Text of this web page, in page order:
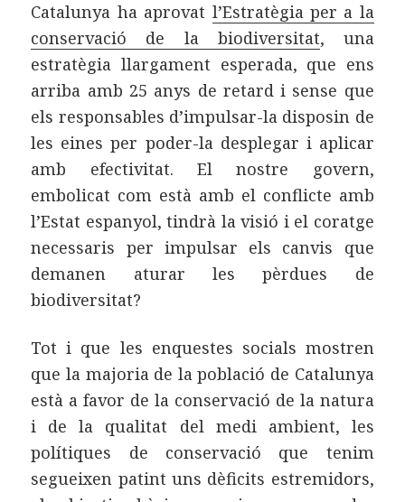
Catalunya ha aprovat l’Estratègia per a la
conservació de la biodiversitat, una
estratègia llargament esperada, que ens
arriba amb 25 anys de retard i sense que
els responsables d’impulsar-la disposin de
les eines per poder-la desplegar i aplicar
amb efectivitat. El nostre govern,
embolicat com està amb el conflicte amb
l’Estat espanyol, tindrà la visió i el coratge
necessaris per impulsar els canvis que
demanen aturar les pèrdues de
biodiversitat?
Tot i que les enquestes socials mostren
que la majoria de la població de Catalunya
està a favor de la conservació de la natura
i de la qualitat del medi ambient, les
polítiques de conservació que tenim
segueixen patint uns dèficits estremidors,